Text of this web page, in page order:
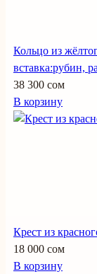
Кольцо из
вставка:рубин,
38 300 сом
В корзину
Крест из
18 000 сом
В корзину